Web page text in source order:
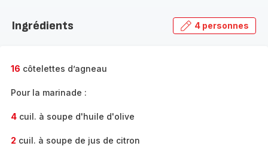
Ingrédients 4 personnes
16 côtelettes d’agneau
Pour la marinade :
4 cuil. à soupe d'huile d'olive
2 cuil. à soupe de jus de citron